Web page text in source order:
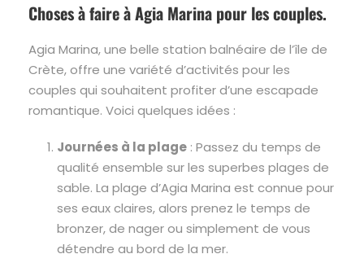
Choses à faire à Agia Marina pour les couples.
Agia Marina, une belle station balnéaire de l’île de
Crète, offre une variété d’activités pour les
couples qui souhaitent profiter d’une escapade
romantique. Voici quelques idées :
Journées à la plage : Passez du temps de
qualité ensemble sur les superbes plages de
sable. La plage d’Agia Marina est connue pour
ses eaux claires, alors prenez le temps de
bronzer, de nager ou simplement de vous
détendre au bord de la mer.